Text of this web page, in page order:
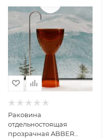
Раковина
отдельностоящая
прозрачная ABBER